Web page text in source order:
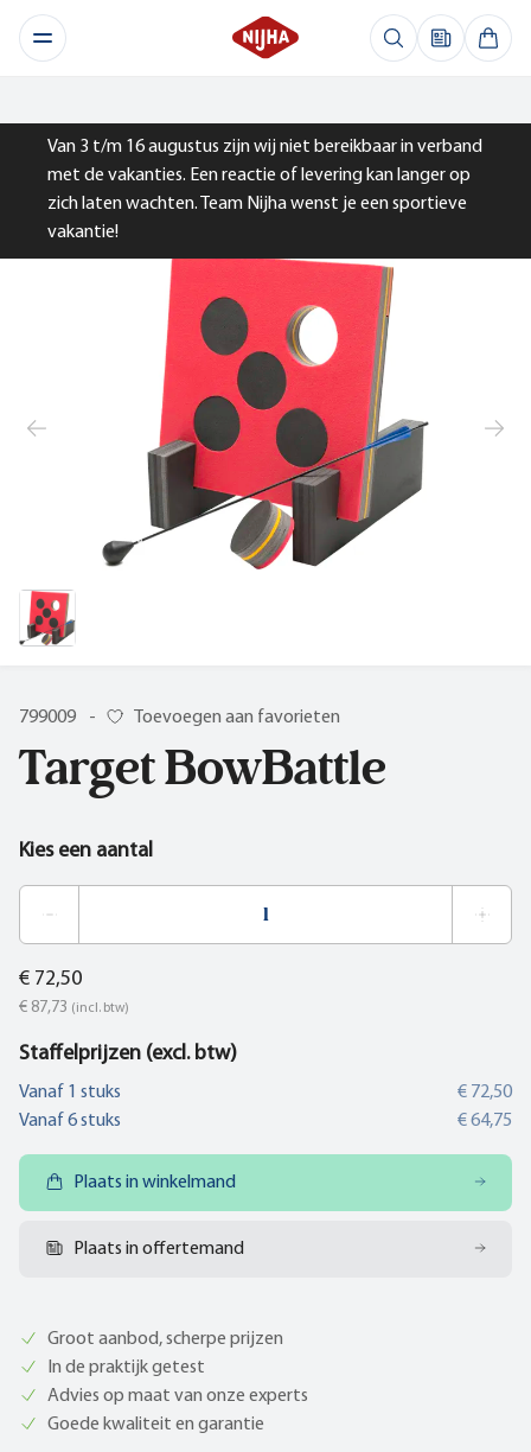
Van 3 t/m 16 augustus zijn wij niet bereikbaar in verband
met de vakanties. Een reactie of levering kan langer op
zich laten wachten. Team Nijha wenst je een sportieve
vakantie!
799009 - Toevoegen aan favorieten
Target BowBattle
Kies een aantal
€ 72,50
€ 87,73 (incl. btw)
Staffelprijzen (excl. btw)
Vanaf 1 stuks
€ 72,50
Vanaf 6stuks € 64,75
Plaats in winkelmand
Plaats in offertemand
Groot aanbod, scherpe prijzen
In de praktijk getest
Advies op maat van onze experts
Goede kwaliteit en garantie